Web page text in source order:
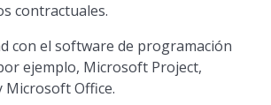
contractuales.
con el software de programación
ejemplo, Microsoft Project,
Microsoft Office.